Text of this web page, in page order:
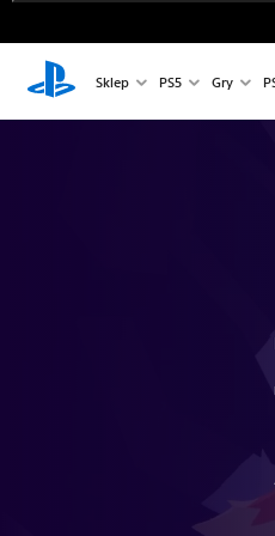
Sklep PS5 Gry